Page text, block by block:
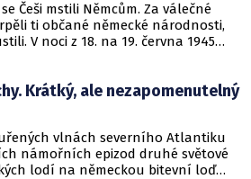
Češi mstili Němcům. Za válečné
ti občané německé národnosti,
V noci z 18. na 19. června 1945
Maďarů a Slováků. Z naprosté
O tragické události se dlouho
komunistického režimu se jí
Krátký, ale nezapomenutelný
vlnách severního Atlantiku
námořních epizod druhé světové
lodí na německou bitevní loď